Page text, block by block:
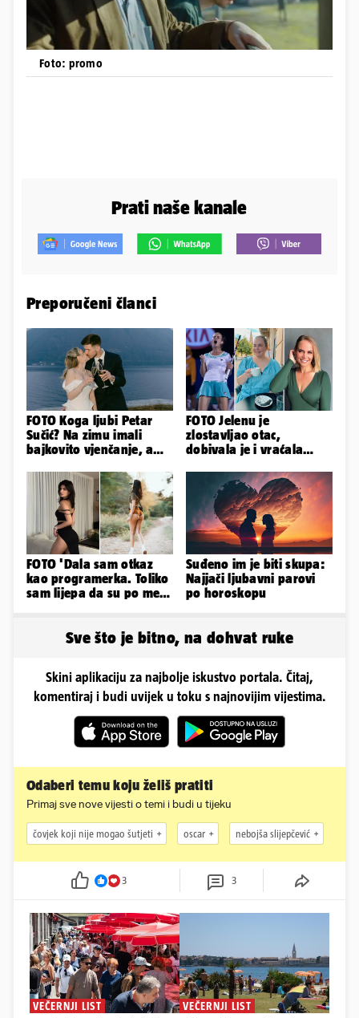
Foto: promo
Prati naše kanale
Preporučeni članci
FOTO Koga ljubi Petar
Sučić? Na zimu imali
bajkovito vjenčanje, a
sin!
FOTO Jelenu je
zlostavljao otac,
dobivala je i vraćala
tukao šakama'
FOTO 'Dala sam otkaz
kao programerka. Toliko
sam lijepa da su po meni
Suđeno im je biti skupa:
Najjači ljubavni parovi
po horoskopu
Sve što je bitno, na dohvat ruke
Skini aplikaciju za najbolje iskustvo portala. Čitaj,
komentiraj i budi uvijek u toku s najnovijim vijestima.
Odaberi temu koju želiš pratiti
Primaj sve nove vijesti o temi i budi u tijeku
čovjek koji nije mogao šutjeti oscar nebojša slijepčević
3 3